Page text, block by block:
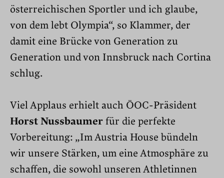
österreichischen Sportler und ich glaube,
von dem lebt Olympia“, so Klammer, der
damit eine Brücke von Generation zu
Generation und von Innsbruck nach Cortina
schlug.
Viel Applaus erhielt auch ÖOC-Präsident
Horst Nussbaumer für die perfekte
Vorbereitung: „Im Austria House bündeln
wir unsere Stärken, um eine Atmosphäre zu
schaffen, die sowohl unseren Athletinnen